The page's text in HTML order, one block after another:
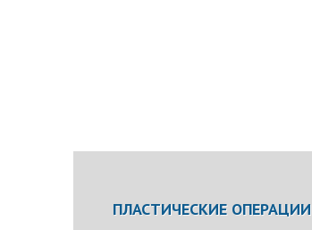
ПЛАСТИЧЕСКИЕ ОПЕРАЦИИ